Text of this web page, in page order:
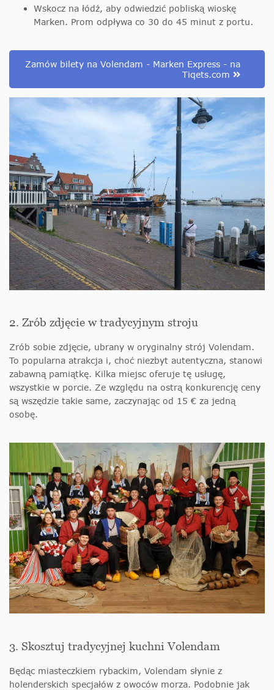
Wskocz na łódź, aby odwiedzić pobliską wioskę
Marken. Prom odpływa co 30 do 45 minut z portu.
Zamów bilety na Volendam - Marken Express - na
Tiqets.com
2. Zrób zdjęcie w tradycyjnym stroju
Zrób sobie zdjęcie, ubrany w oryginalny strój Volendam.
To popularna atrakcja i, choć niezbyt autentyczna, stanowi
zabawną pamiątkę. Kilka miejsc oferuje tę usługę,
wszystkie w porcie. Ze względu na ostrą konkurencję ceny
są wszędzie takie same, zaczynając od 15 € za jedną
osobę.
3. Skosztuj tradycyjnej kuchni Volendam
Będąc miasteczkiem rybackim, Volendam słynie z
holenderskich specjałów z owoców morza. Podobnie jak